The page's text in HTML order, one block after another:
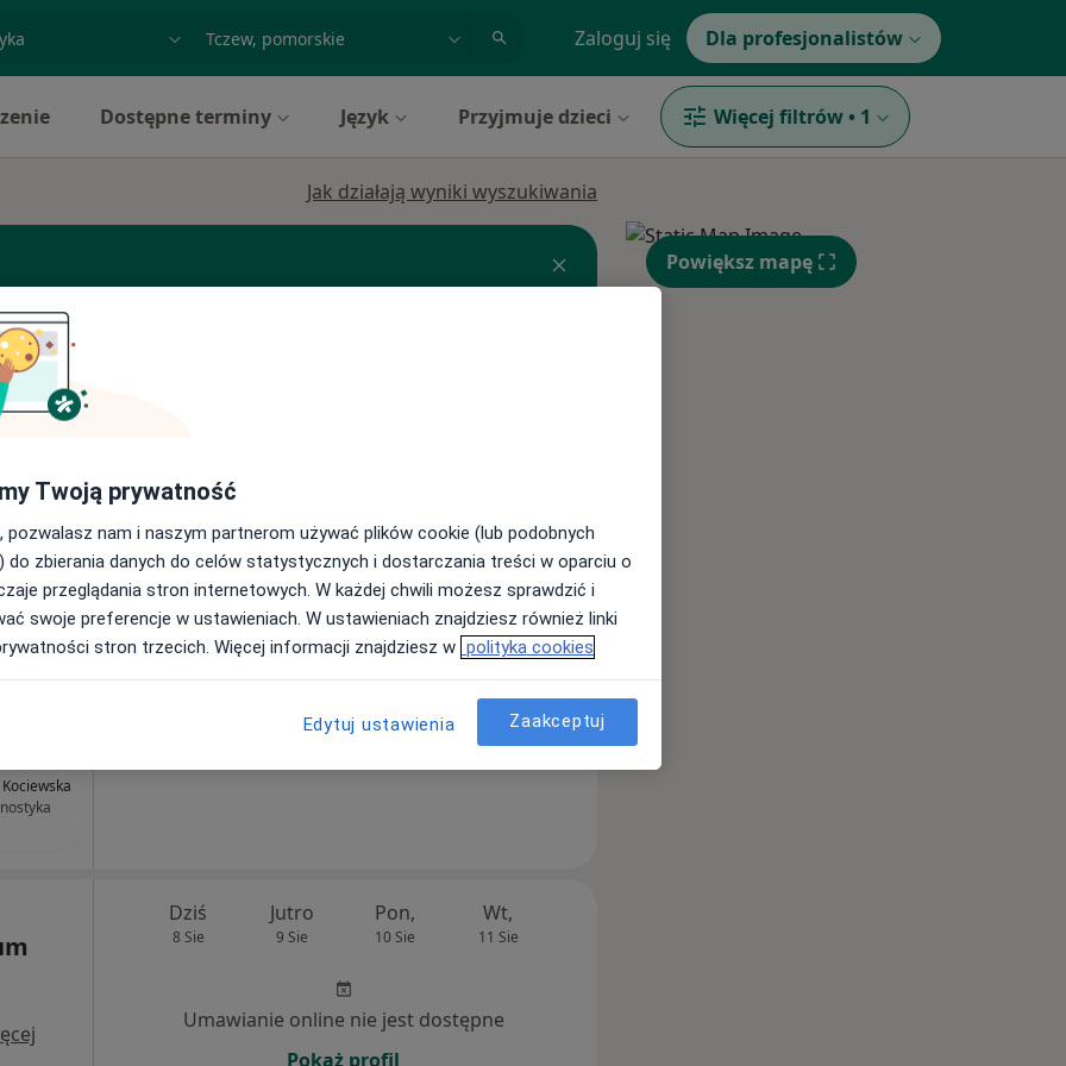
Zaloguj się Dla profesjonalistów
Dostępne terminy Język Przyjmuje dzieci Więcej filtrów • 1
Jak działają wyniki wyszukiwania
•Mapa
150 zł
Dziś
8 Sie
Jutro
9 Sie
Pon,
10 Sie
Wt,
11 Sie
Umawianie online nie jest dostępne
Pokaż profil
Powiększ mapę
Twoją prywatność
pozwalasz nam i naszym partnerom używać plików cookie (lub podobnych
do zbierania danych do celów statystycznych i dostarczania treści w oparciu o
przeglądania stron internetowych. W każdej chwili możesz sprawdzić i
swoje preferencje w ustawieniach. W ustawieniach znajdziesz również linki
stron trzecich. Więcej informacji znajdziesz w polityka cookies
Edytuj ustawienia Zaakceptuj